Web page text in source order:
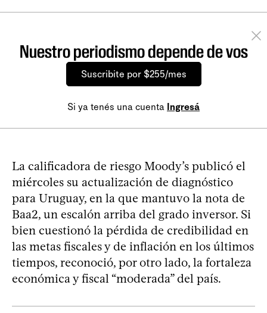
Nuestro periodismo depende de vos
Suscribite por $255/mes
Si ya tenés una cuenta Ingresá
La calificadora de riesgo Moody’s publicó el
miércoles su actualización de diagnóstico
para Uruguay, en la que mantuvo la nota de
Baa2, un escalón arriba del grado inversor. Si
bien cuestionó la pérdida de credibilidad en
las metas fiscales y de inflación en los últimos
tiempos, reconoció, por otro lado, la fortaleza
económica y fiscal “moderada” del país.